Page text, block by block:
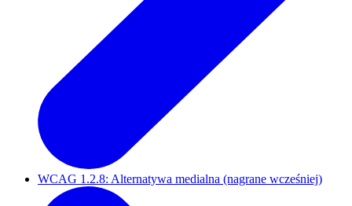
WCAG 1.2.8: Alternatywa medialna (nagrane wcześniej)